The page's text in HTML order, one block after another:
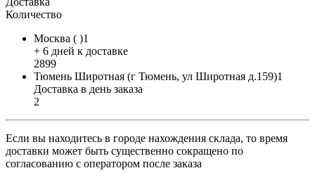
Количество
Москва ( )1
+ 6 дней к доставке
2899
Тюмень Широтная (г Тюмень, ул Широтная д.159)1
Доставка в день заказа
2
Если вы находитесь в городе нахождения склада, то время
доставки может быть существенно сокращено по
согласованию с оператором после заказа